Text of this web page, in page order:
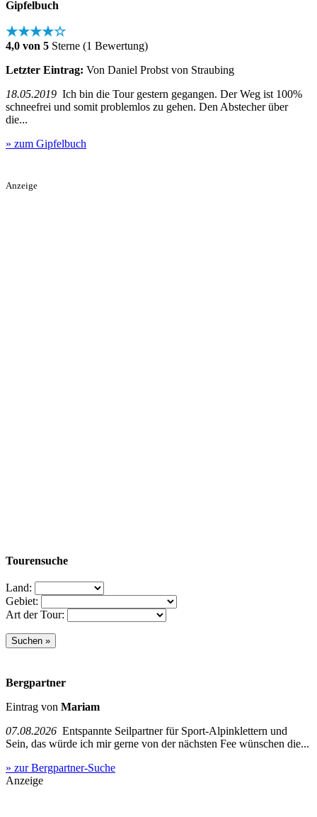
Gipfelbuch
★★★★☆
4,0 von 5 Sterne (1 Bewertung)
Letzter Eintrag: Von Daniel Probst von Straubing
18.05.2019 Ich bin die Tour gestern gegangen. Der Weg ist 100%
schneefrei und somit problemlos zu gehen. Den Abstecher über
die...
» zum Gipfelbuch
Anzeige
Tourensuche
Land:
Gebiet:
Art der Tour:
Bergpartner
Eintrag von Mariam
07.08.2026 Entspannte Seilpartner für Sport-Alpinklettern und
Sein, das würde ich mir gerne von der nächsten Fee wünschen die...
» zur Bergpartner-Suche
Anzeige